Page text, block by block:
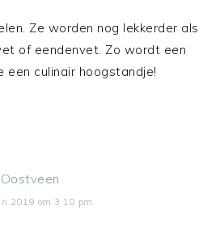
Ze worden nog lekkerder als
of eendenvet. Zo wordt een
culinair hoogstandje!
2019 om 3:10 pm